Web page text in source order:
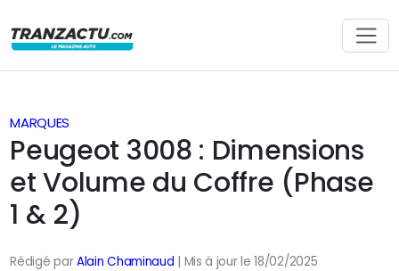
MARQUES
Peugeot 3008 : Dimensions
et Volume du Coffre (Phase
1 & 2)
Rédigé parAlain Chaminaud | Mis à jour le 18/02/2025